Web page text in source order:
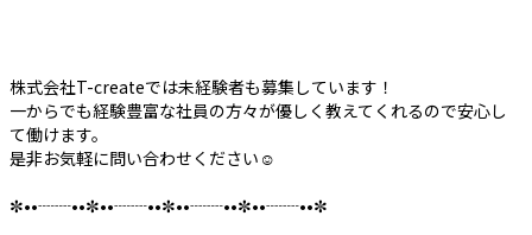
株式会社T-createでは未経験者も募集しています！
一からでも経験豊富な社員の方々が優しく教えてくれるので安心し
て働けます。
是非お気軽に問い合わせください‪‪☺︎‬
✼••┈┈••✼••┈┈••✼••┈┈••✼••┈┈••✼